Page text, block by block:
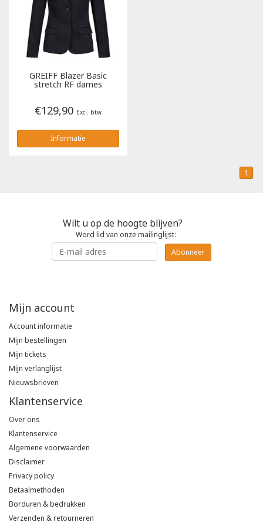
Poloshirts
T-shirts
Classic
DNA
DNA-Flex
Denim
Greiff
Grisport
Hydrowear
Portwest
GREIFFBlazer Basic
stretch RF dames
€129,90 Excl. btw
Informatie
1
Wilt u op de hoogte blijven?
Word lid van onze mailinglijst:
Abonneer
Mijn account
Account informatie
Mijn bestellingen
Mijn tickets
Mijn verlanglijst
Nieuwsbrieven
Klantenservice
Over ons
Klantenservice
Algemene voorwaarden
Disclaimer
Privacy policy
Betaalmethoden
Borduren & bedrukken
Verzenden & retourneren